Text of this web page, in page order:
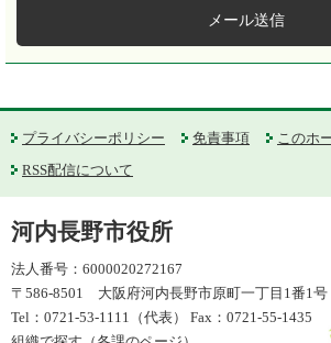
メール送信
プライバシーポリシー 免責事項
このホ
RSS配信について
河内長野市役所
法人番号：6000020272167
〒586-8501 大阪府河内長野市原町一丁目1番1号
Tel：0721-53-1111（代表） Fax：0721-55-1435